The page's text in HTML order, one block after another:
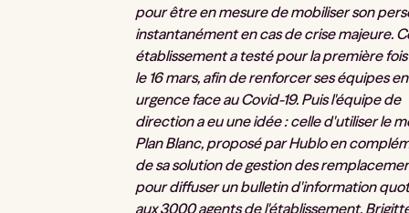
pour être en mesure de mobiliser son
instantanément en cas de crise majeure.
établissement a testé pour la première
le 16 mars, afin de renforcer ses équipes en
urgence face au Covid-19. Puis l'équipe de
direction a eu une idée : celle d'utiliser le
Plan Blanc, proposé par Hublo en
de sa solution de gestion des
pour diffuser un bulletin d'information
aux 3000 agents de l'établissement.